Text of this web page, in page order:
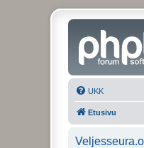
UKK
Etusivu